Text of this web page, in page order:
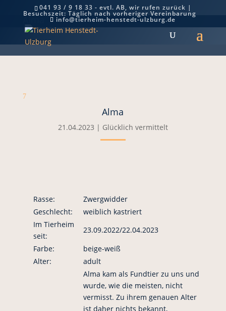
041 93 / 9 18 33 - evtl. AB, wir rufen zurück |
Besuchszeit: Täglich nach vorheriger Vereinbarung
info@tierheim-henstedt-ulzburg.de
Alma
7
Alma
21.04.2023 | Glücklich vermittelt
Rasse:
Zwergwidder
Geschlecht:
weiblich kastriert
Im Tierheim
seit:
23.09.2022/22.04.2023
Farbe:
beige-weiß
Alter:
adult
Alma kam als Fundtier zu uns und
wurde, wie die meisten, nicht
vermisst. Zu ihrem genauen Alter
ist daher nichts bekannt,